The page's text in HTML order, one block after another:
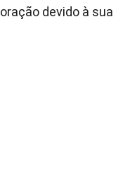
devido à sua